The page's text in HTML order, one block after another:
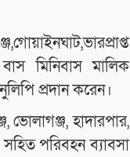
মিনিবাস মালিক
প্রদান করেন।
ভোলাগঞ্জ, হাদারপার,
পরিবহন ব্যাবসা